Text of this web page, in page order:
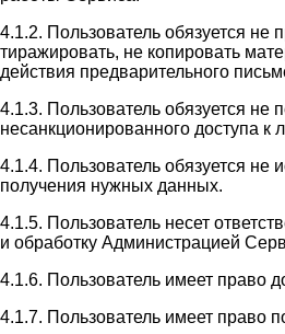
4.1.2. Пользователь обязуется
тиражировать, не копировать
действия предварительного
4.1.3. Пользователь обязуется не
несанкционированного доступа
4.1.4. Пользователь обязуется не
получения нужных данных.
4.1.5. Пользователь несет
и обработку Администрацией
4.1.6. Пользователь имеет право
4.1.7. Пользователь имеет право